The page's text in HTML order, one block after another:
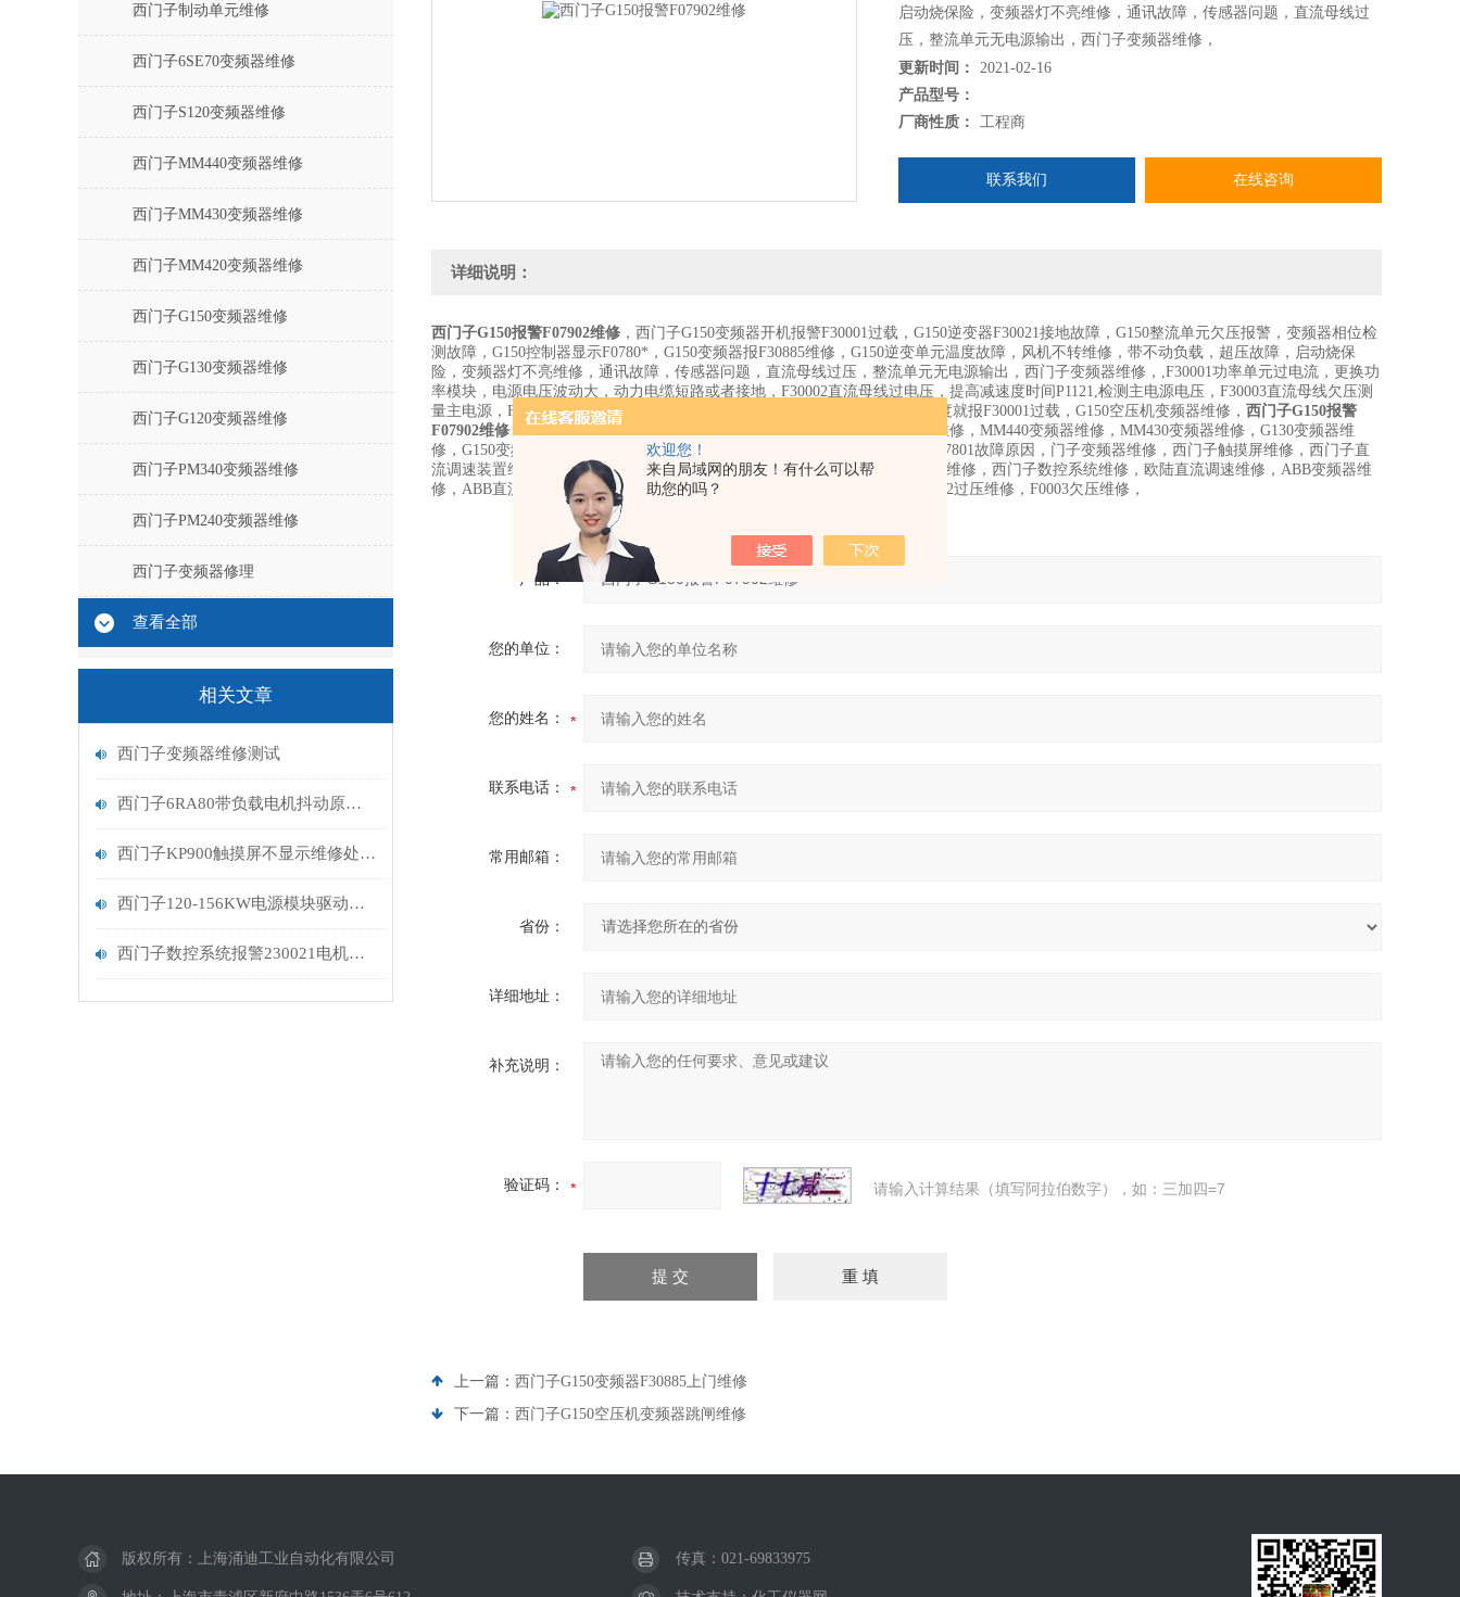
欢迎您！
来自局域网的朋友！有什么可以帮
助您的吗？
西门子制动单元维修
西门子6SE70变频器维修
西门子S120变频器维修
西门子MM440变频器维修
西门子MM430变频器维修
西门子MM420变频器维修
西门子G150变频器维修
西门子G130变频器维修
西门子G120变频器维修
西门子PM340变频器维修
西门子PM240变频器维修
西门子变频器修理
查看全部
相关文章
西门子变频器维修测试
西门子6RA80带负载电机抖动原因分析
西门子KP900触摸屏不显示维修处理解决
西门子120-156KW电源模块驱动坏亮红灯无输出维修解决
西门子数控系统报警230021电机接地排查
启动烧保险，变频器灯不亮维修，通讯故障，传感器问题，直流母线过
压，整流单元无电源输出，西门子变频器维修，
更新时间：
2021-02-16
产品型号：
厂商性质：
工程商
联系我们 在线咨询
详细说明：
西门子G150报警F07902维修 ，西门子G150变频器开机报警F30001过载，G150逆变器F30021接地故障，G150整流单元欠压报警，变频器相位检
测故障，G150控制器显示F0780*，G150变频器报F30885维修，G150逆变单元温度故障，风机不转维修，带不动负载，超压故障，启动烧保
险，变频器灯不亮维修，通讯故障，传感器问题，直流母线过压，整流单元无电源输出，西门子变频器维修，,F30001功率单元过电流，更换功
率模块，电源电压波动大，动力电缆短路或者接地，F30002直流母线过电压，提高减速度时间P1121,检测主电源电压，F30003直流母线欠压测
量主电源，F30004变频器过热，变频器风扇坏，电机过载，G150变频器加速度就报F30001过载，G150空压机变频器维修， 西门子G150报警
F07902维修 ，G120水泵变频器欠压报警，西门子变频器维修，6SE70变频器维修，MM440变频器维修，MM430变频器维修，G130变频器维
修，G150变频器维修。西门子G120变频器速度低报过流过载维修，G120报F07801故障原因，门子变频器维修，西门子触摸屏维修，西门子直
流调速装置维修，西门子直流调速器维修，西门子PLC维修，西门子电源模块维修，西门子数控系统维修，欧陆直流调速维修，ABB变频器维
修，ABB直流调速维修，西门西门子MM420报故障F0001过流维修，故障F0002过压维修，F0003欠压维修，
产品：
您的单位：
您的姓名：
联系电话：
常用邮箱：
省份：
详细地址：
补充说明：
验证码： 请输入计算结果（填写阿拉伯数字），如：三加四=7
上一篇： 西门子G150变频器F30885上门维修
下一篇： 西门子G150空压机变频器跳闸维修
版权所有：上海涌迪工业自动化有限公司 传真：021-69833975